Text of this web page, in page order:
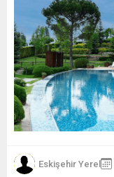
Eskişehir Yerel